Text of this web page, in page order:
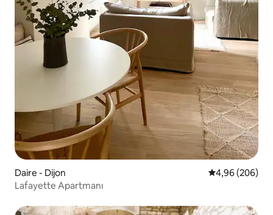
Daire - Dijon 5 üzerinden
4,96 (206)
Lafayette Apartmanı